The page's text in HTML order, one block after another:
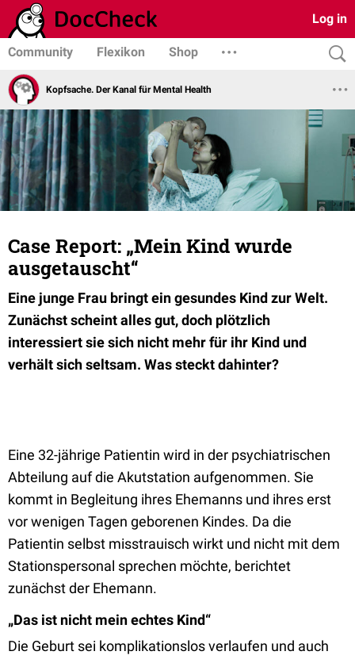
Log in
Community Flexikon Shop
Kopfsache. Der Kanal für Mental Health
Case Report: „Mein Kind wurde
ausgetauscht“
Eine junge Frau bringt ein gesundes Kind zur Welt.
Zunächst scheint alles gut, doch plötzlich
interessiert sie sich nicht mehr für ihr Kind und
verhält sich seltsam. Was steckt dahinter?
Eine 32-jährige Patientin wird in der psychiatrischen
Abteilung auf die Akutstation aufgenommen. Sie
kommt in Begleitung ihres Ehemanns und ihres erst
vor wenigen Tagen geborenen Kindes. Da die
Patientin selbst misstrauisch wirkt und nicht mit dem
Stationspersonal sprechen möchte, berichtet
zunächst der Ehemann.
„Das ist nicht mein echtes Kind“
Die Geburt sei komplikationslos verlaufen und auch